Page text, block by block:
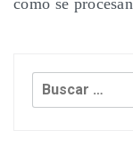
cómo se
Buscar: